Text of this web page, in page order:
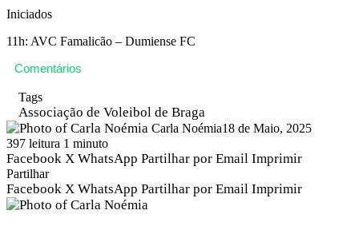
Iniciados
11h: AVC Famalicão – Dumiense FC
Comentários
Tags
Associação de Voleibol de Braga
Carla Noémia18 de Maio, 2025
397 leitura 1 minuto
Facebook X WhatsApp Partilhar por Email Imprimir
Partilhar
Facebook X WhatsApp Partilhar por Email Imprimir